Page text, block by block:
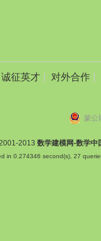
诚征英才 对外合作
蒙公
2013 数学建模网-数学中
in 0.274346 second(s), 27